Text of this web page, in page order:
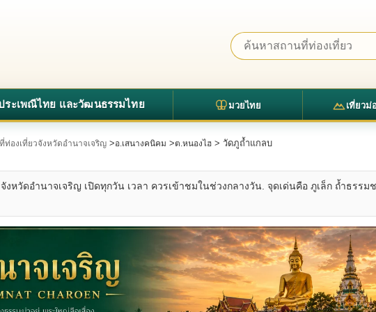
ระเพณีไทย และวัฒนธรรมไทย มวยไทย เที่ยวม่
ท่องเที่ยวจังหวัดอำนาจเจริญ >อ.เสนางคนิคม >ต.หนองไฮ > วัดภูถ้ำแกลบ
งหวัดอำนาจเจริญ เปิดทุกวัน เวลา ควรเข้าชมในช่วงกลางวัน. จุดเด่นคือ ภูเล็ก ถ้ำธร